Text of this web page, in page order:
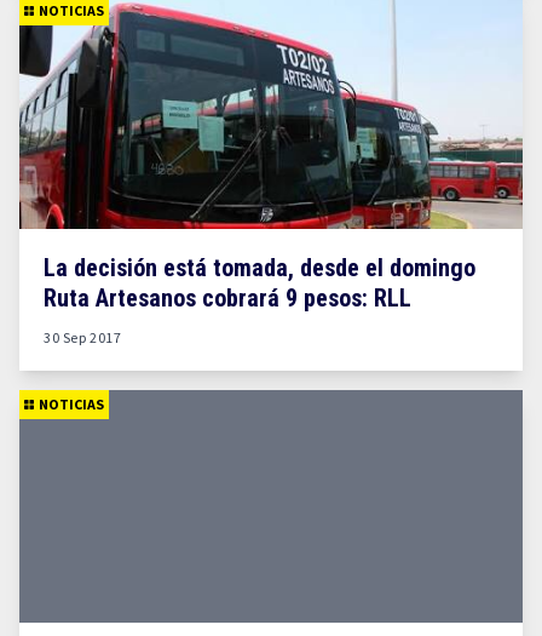
NOTICIAS
La decisión está tomada, desde el domingo
Ruta Artesanos cobrará 9 pesos: RLL
30 Sep 2017
NOTICIAS